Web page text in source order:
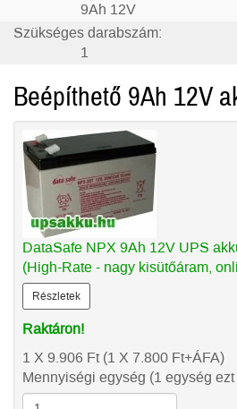
9Ah 12V
Szükséges darabszám:
1
Beépíthető 9Ah 12V
DataSafe NPX 9Ah 12V UPS
(High-Rate - nagy kisütőáram,
Részletek
Raktáron!
1 X 9.906 Ft(1 X 7.800 Ft+ÁFA)
Mennyiségi egység (1 egység